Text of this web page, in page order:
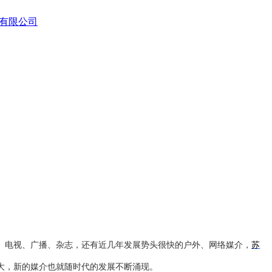
视、广播、杂志，还有近几年发展势头很快的户外、网络媒介， 苏
新的媒介也就随时代的发展不断涌现。